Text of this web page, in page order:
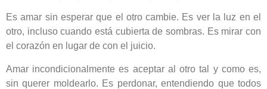
Es amar sin esperar que el otro cambie. Es ver la luz en el
otro, incluso cuando está cubierta de sombras. Es mirar con
el corazón en lugar de con el juicio.
Amar incondicionalmente es aceptar al otro tal y como es,
sin querer moldearlo. Es perdonar, entendiendo que todos